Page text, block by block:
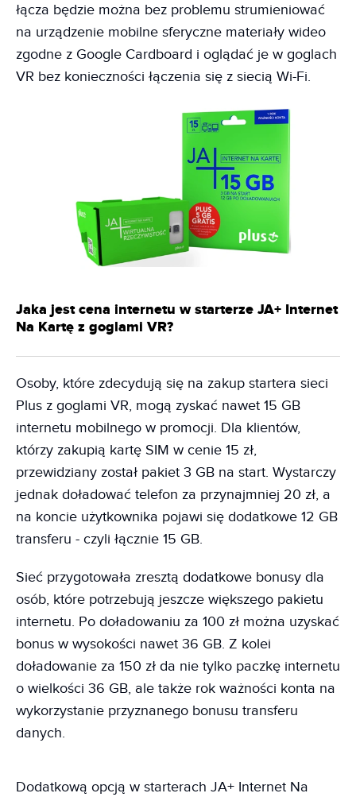
łącza będzie można bez problemu strumieniować
na urządzenie mobilne sferyczne materiały wideo
zgodne z Google Cardboard i oglądać je w goglach
VR bez konieczności łączenia się z siecią Wi-Fi.
Jaka jest cena internetu w starterze JA+ Internet
Na Kartę z goglami VR?
Osoby, które zdecydują się na zakup startera sieci
Plus z goglami VR, mogą zyskać nawet 15 GB
internetu mobilnego w promocji. Dla klientów,
którzy zakupią kartę SIM w cenie 15 zł,
przewidziany został pakiet 3 GB na start. Wystarczy
jednak doładować telefon za przynajmniej 20 zł, a
na koncie użytkownika pojawi się dodatkowe 12 GB
transferu - czyli łącznie 15 GB.
Sieć przygotowała zresztą dodatkowe bonusy dla
osób, które potrzebują jeszcze większego pakietu
internetu. Po doładowaniu za 100 zł można uzyskać
bonus w wysokości nawet 36 GB. Z kolei
doładowanie za 150 zł da nie tylko paczkę internetu
o wielkości 36 GB, ale także rok ważności konta na
wykorzystanie przyznanego bonusu transferu
danych.
Dodatkową opcją w starterach JA+ Internet Na